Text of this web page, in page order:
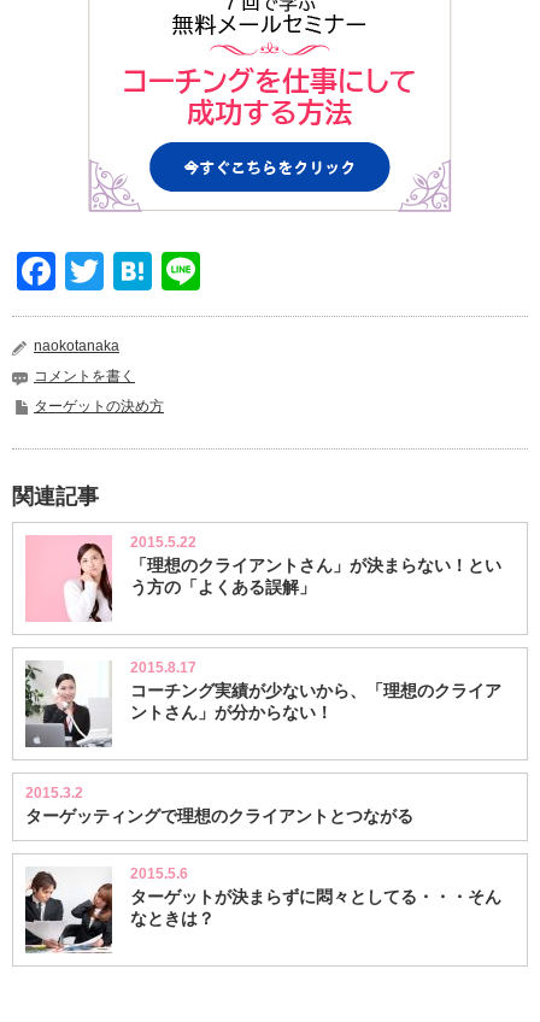
Facebook
TwitterHatena
naokotanaka
コメントを書く
ターゲットの決め方
関連記事
2015.5.22
「理想のクライアントさん」が決まらない！とい
う方の「よくある誤解」
2015.8.17
コーチング実績が少ないから、「理想のクライア
ントさん」が分からない！
2015.3.2
ターゲッティングで理想のクライアントとつながる
2015.5.6
ターゲットが決まらずに悶々としてる・・・そん
なときは？